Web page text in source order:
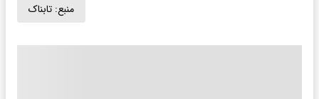
منبع: تابناک